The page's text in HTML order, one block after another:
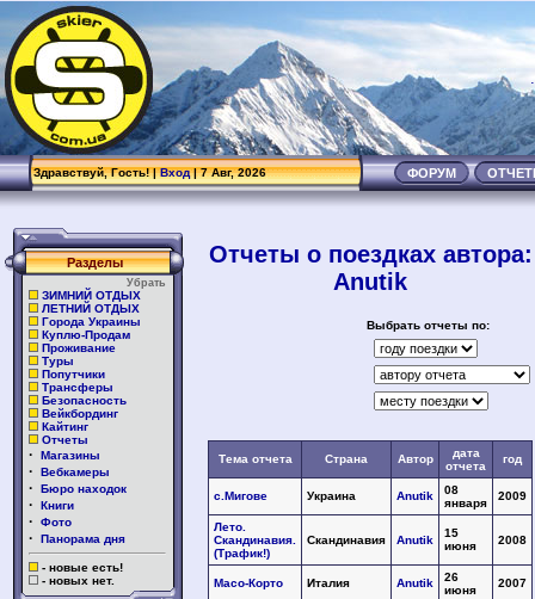
.
Здравствуй, Гость! |Вход| 7 Авг, 2026 ФОРУМ
Разделы
Убрать
ЗИМНИЙ ОТДЫХ
ЛЕТНИЙ ОТДЫХ
Города Украины
Куплю-Продам
Проживание
Туры
Попутчики
Трансферы
Безопасность
Вейкбординг
Кайтинг
Отчеты
· Магазины
· Вебкамеры
· Бюро находок
· Книги
· Фото
· Панорама дня
- новые есть!
- новых нет.
Отчеты о поездках автора:
Anutik
Выбрать отчеты по:
Тема отчета Страна Автор
дата
отчета
год
с.Мигове Украина Anutik
08
января
2009
Лето.
Скандинавия.
(Трафик!)
Скандинавия Anutik
15
июня
2008
Масо-Корто Италия Anutik
26
июня
2007